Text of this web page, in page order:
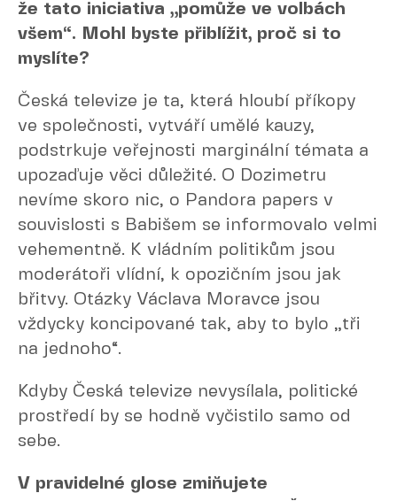
že tato iniciativa „pomůže ve volbách
všem“. Mohl byste přiblížit, proč si to
myslíte?
Česká televize je ta, která hloubí příkopy
ve společnosti, vytváří umělé kauzy,
podstrkuje veřejnosti marginální témata a
upozaďuje věci důležité. O Dozimetru
nevíme skoro nic, o Pandora papers v
souvislosti s Babišem se informovalo velmi
vehementně. K vládním politikům jsou
moderátoři vlídní, k opozičním jsou jak
břitvy. Otázky Václava Moravce jsou
vždycky koncipované tak, aby to bylo „tři
na jednoho“.
Kdyby Česká televize nevysílala, politické
prostředí by se hodně vyčistilo samo od
sebe.
V pravidelné glose zmiňujete